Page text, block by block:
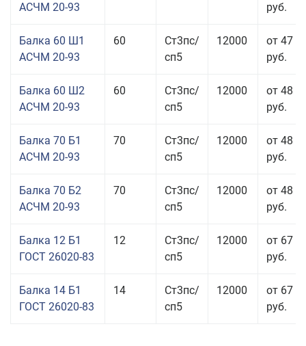
АСЧМ 20-93
руб.
Балка 60 Ш1
АСЧМ 20-93
60
Ст3пс/
сп5
12000
от 47
руб.
Балка 60 Ш2
АСЧМ 20-93
60
Ст3пс/
сп5
12000
от 48
руб.
Балка 70 Б1
АСЧМ 20-93
70
Ст3пс/
сп5
12000
от 48
руб.
Балка 70 Б2
АСЧМ 20-93
70
Ст3пс/
сп5
12000
от 48
руб.
Балка 12 Б1
ГОСТ 26020-83
12
Ст3пс/
сп5
12000
от 67
руб.
Балка 14 Б1
ГОСТ 26020-83
14
Ст3пс/
сп5
12000
от 67
руб.